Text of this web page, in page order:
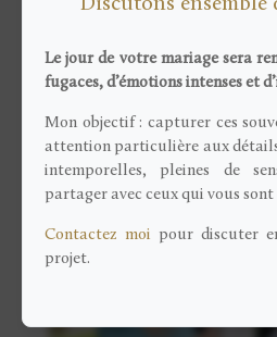
Discutons ensemble
Le jour de votre mariage sera
fugaces, d’émotions intenses et
Mon objectif : capturer ces
attention particulière aux
intemporelles, pleines de
partager avec ceux qui vous sont
Contactez moi pour discuter
projet.